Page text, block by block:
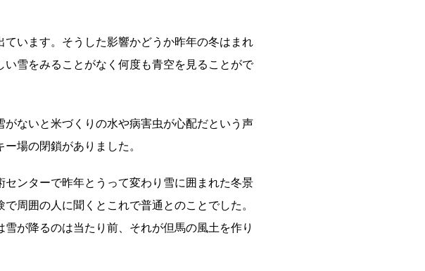
います。そうした影響かどうか昨年の冬はまれ
雪をみることがなく何度も青空を見ることがで
ないと米づくりの水や病害虫が心配だという声
場の閉鎖がありました。
ンターで昨年とうって変わり雪に囲まれた冬景
周囲の人に聞くとこれで普通とのことでした。
が降るのは当たり前、それが但馬の風土を作り